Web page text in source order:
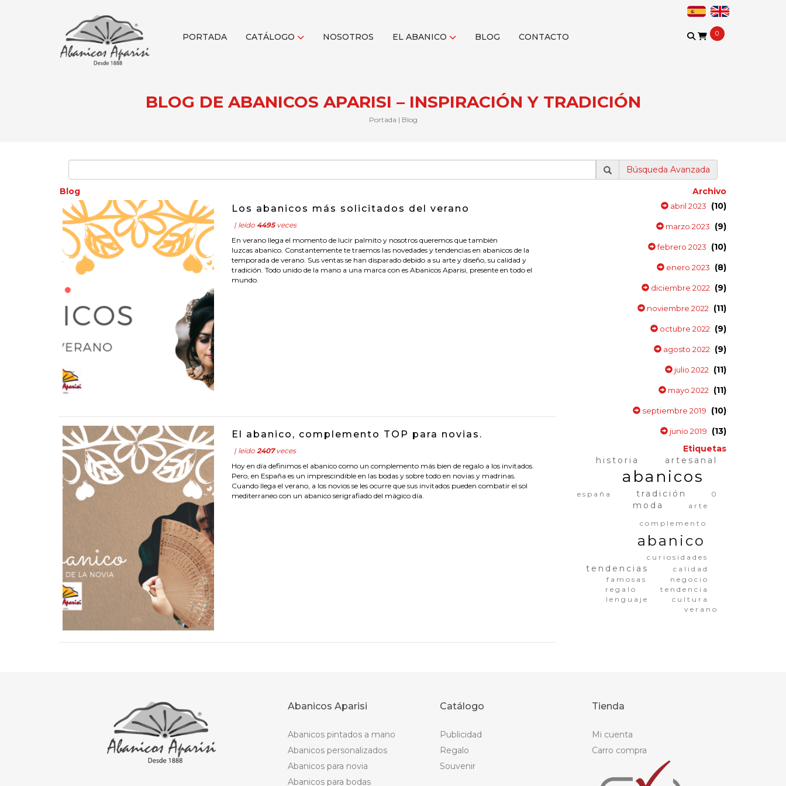
PORTADA CATÁLOGO NOSOTROS EL ABANICO BLOG CONTACTO 0
BLOG DE ABANICOS APARISI – INSPIRACIÓN Y TRADICIÓN​
Portada | Blog
Búsqueda Avanzada
Blog
Los abanicos más solicitados del verano
| leído 4495veces
En verano llega el momento de lucir palmito y nosotros queremos que también
luzcas abanico. Constantemente te traemos las novedades y tendencias en abanicos de la
temporada de verano. Sus ventas se han disparado debido a su arte y diseño, su calidad y
tradición. Todo unido de la mano a una marca con es Abanicos Aparisi, presente en todo el
mundo.
El abanico, complemento TOP para novias.
| leído2407veces
Hoy en día definimos el abanico como un complemento más bien de regalo a los invitados.
Pero, en España es un imprescindible en las bodas y sobre todo en novias y madrinas.
Cuando llega el verano, a los novios se les ocurre que sus invitados pueden combatir el sol
mediterraneo con un abanico serigrafiado del mágico día.
Archivo
abril 2023 (10)
marzo 2023 (9)
febrero 2023 (10)
enero 2023 (8)
diciembre 2022 (9)
noviembre 2022 (11)
octubre 2022 (9)
agosto 2022 (9)
julio 2022 (11)
mayo 2022 (11)
septiembre 2019 (10)
junio 2019
(13)
Etiquetas
historia
artesanal
abanicos
españa tradición 0
moda
arte
complemento
abanico
curiosidades
tendencias
calidad
famosas
negocio
regalo
tendencia
lenguaje
cultura
verano
Abanicos Aparisi
Abanicos pintados a mano
Abanicos personalizados
Abanicos para novia
Abanicos para bodas
Catálogo
Publicidad
Regalo
Souvenir
Tienda
Mi cuenta
Carro compra